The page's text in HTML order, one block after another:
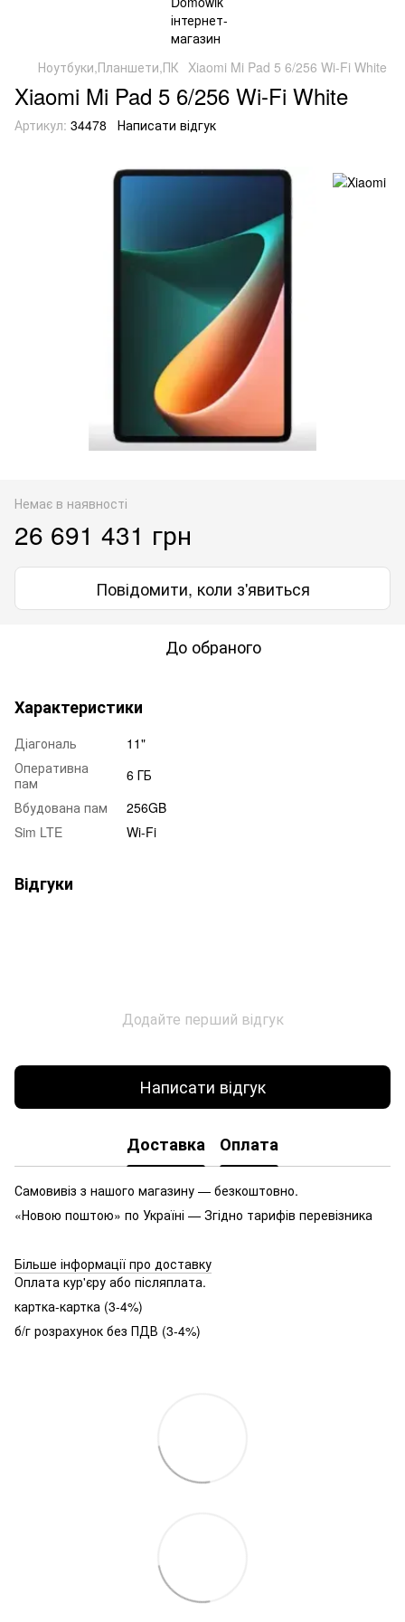
Ноутбуки,Планшети,ПК Xiaomi Mi Pad 5 6/256 Wi-Fi White
Xiaomi Mi Pad 5 6/256 Wi-Fi White
Артикул: 34478 Написати відгук
Немає в наявності
26 691 431 грн
Повідомити, коли з'явиться
До обраного
Характеристики
Діагональ
11"
Оперативна
пам
6 ГБ
Вбудована пам
256GB
Sim LTE
Wi-Fi
Відгуки
Додайте перший відгук
Написати відгук
Доставка Оплата
Самовивіз з нашого магазину — безкоштовно.
«Новою поштою» по Україні — Згідно тарифів перевізника
Більше інформації про доставку
Оплата кур'єру або післяплата.
картка-картка (3-4%)
б/г розрахунок без ПДВ (3-4%)